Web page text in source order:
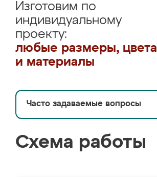
Изготовим по
индивидуальному
проекту:
любые размеры, цвета
и материалы
Часто задаваемые вопросы
Схема работы